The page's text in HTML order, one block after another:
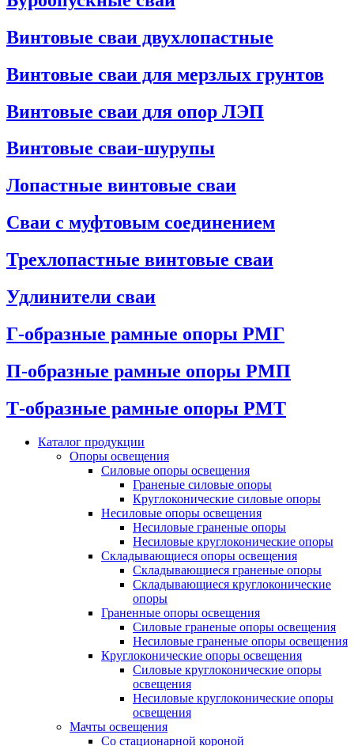
Винтовые сваи двухлопастные
Винтовые сваи для мерзлых грунтов
Винтовые сваи для опор ЛЭП
Винтовые сваи-шурупы
Лопастные винтовые сваи
Сваи с муфтовым соединением
Трехлопастные винтовые сваи
Удлинители сваи
Г-образные рамные опоры РМГ
П-образные рамные опоры РМП
Т-образные рамные опоры РМТ
Каталог продукции
Oпоры oсвeщения
Силовые опоры освещения
Граненые силовые опоры
Круглоконические силовые опоры
Несиловые опоры освещения
Несиловые граненые опоры
Несиловые круглоконические опоры
Складывающиеся опоры освещения
Складывающиеся граненые опоры
Складывающиеся круглоконические
опоры
Граненные опоры освещения
Силовые граненые опоры освещения
Несиловые граненые опоры освещения
Круглоконические опоры освещения
Силовые круглоконические опоры
освещения
Несиловые круглоконические опоры
освещения
Мачты освещения
Со стационарной короной